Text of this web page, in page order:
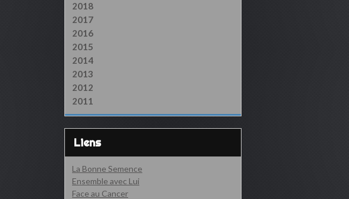
2018
2017
2016
2015
2014
2013
2012
2011
Liens
La Bonne Semence
Ensemble avec Lui
Face au Cancer